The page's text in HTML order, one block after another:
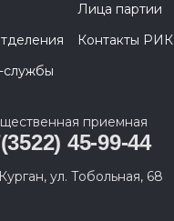
Лица партии
Контакты РИК
службы
приемная
45-99-44
ул. Тобольная, 68